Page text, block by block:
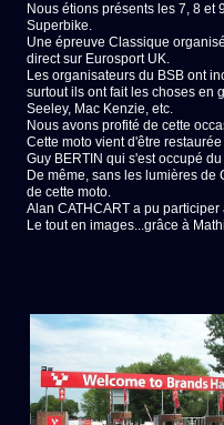
Nous étions présents les 7, 8 et
Superbike.
Une épreuve Classique
direct sur Eurosport UK.
Les organisateurs du BSB ont
surtout ils ont fait les choses en
Seeley, Mac Kenzie, etc.
Nous avons profité de cette
Cette moto vient d'être
Guy BERTIN qui s'est occupé
De même, sans les lumières
de cette moto.
Alan CATHCART a pu
Le tout en images...grâce à